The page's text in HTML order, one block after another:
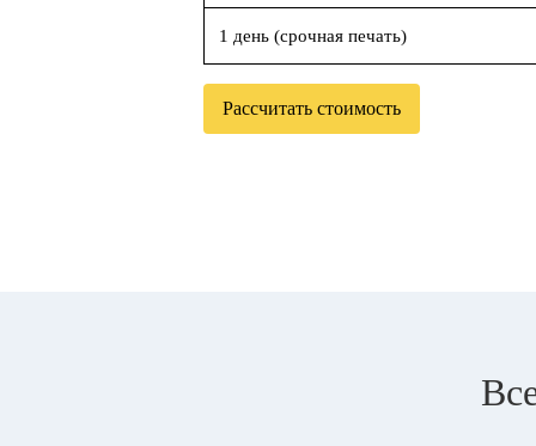
1 день (срочная печать)
Рассчитать стоимость